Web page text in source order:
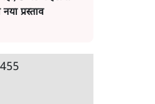
प्रस्ताव